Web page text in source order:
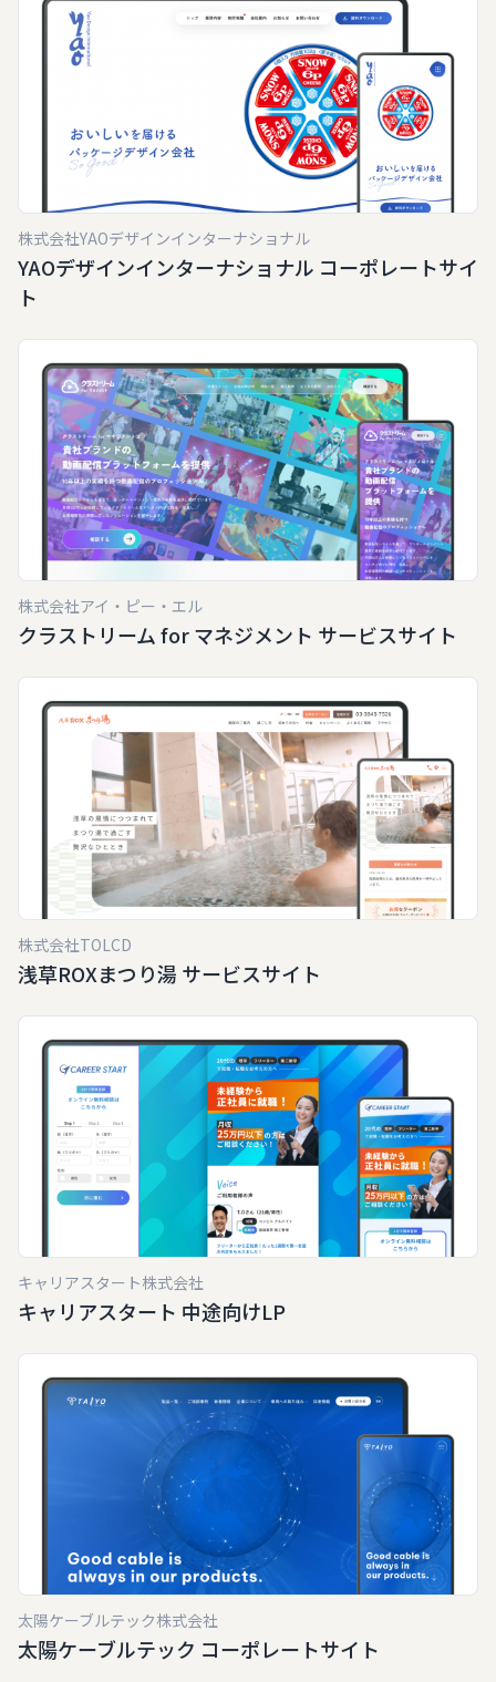
YAOデザインインターナショナル コーポレートサイ
ト
株式会社YAOデザインインターナショナル
クラストリーム for マネジメント サービスサイト
株式会社アイ・ピー・エル
浅草ROXまつり湯 サービスサイト
株式会社TOLCD
キャリアスタート 中途向けLP
キャリアスタート株式会社
太陽ケーブルテック コーポレートサイト
太陽ケーブルテック株式会社